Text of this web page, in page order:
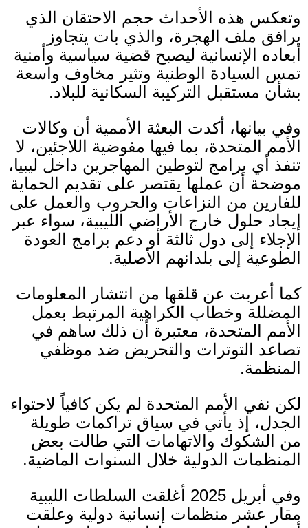
وتعكس هذه الأحداث حجم الاحتقان الذي
يرافق ملف الهجرة، والذي بات يتجاوز
أبعاده الإنسانية ليصبح قضية سياسية وأمنية
تمس السيادة الوطنية وتثير مخاوف واسعة
بشأن مستقبل التركيبة السكانية للبلاد.
وفي بيانها، أكدت البعثة الأممية أن وكالات
الأمم المتحدة، بما فيها مفوضية اللاجئين، لا
تنفذ أي برامج لتوطين المهاجرين داخل ليبيا،
موضحة أن عملها يقتصر على تقديم الحماية
للفارين من النزاعات والحروب والعمل على
إيجاد حلول خارج الأراضي الليبية، سواء عبر
الإجلاء إلى دول ثالثة أو دعم برامج العودة
الطوعية إلى بلدانهم الأصلية.
كما أعربت عن قلقها من انتشار المعلومات
المضللة وخطاب الكراهية المرتبط بعمل
الأمم المتحدة، معتبرة أن ذلك ساهم في
تصاعد التوترات والتحريض ضد موظفي
المنظمة.
لكن نفي الأمم المتحدة لم يكن كافياً لاحتواء
الجدل، إذ يأتي في سياق تراكمات طويلة
من الشكوك والاتهامات التي طالت بعض
المنظمات الدولية خلال السنوات الماضية.
وفي أبريل 2025 أغلقت السلطات الليبية
مقار عشر منظمات إنسانية دولية وعلقت